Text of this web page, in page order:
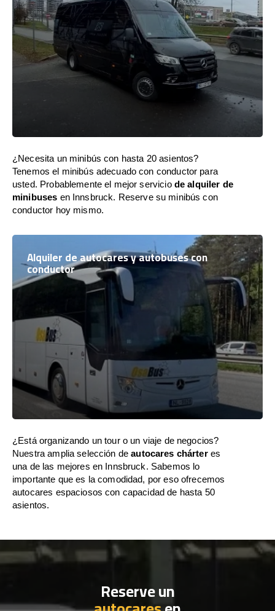
¿Necesita un minibús con hasta 20 asientos?
Tenemos el minibús adecuado con conductor para
usted. Probablemente el mejor servicio de alquiler de
minibuses en Innsbruck. Reserve su minibús con
conductor hoy mismo.
Alquiler de autocares y autobuses con
conductor
¿Está organizando un tour o un viaje de negocios?
Nuestra amplia selección deautocares chárteres
una de las mejores en Innsbruck. Sabemos lo
importante que es la comodidad, por eso ofrecemos
autocares espaciosos con capacidad de hasta 50
asientos.
Reserve un